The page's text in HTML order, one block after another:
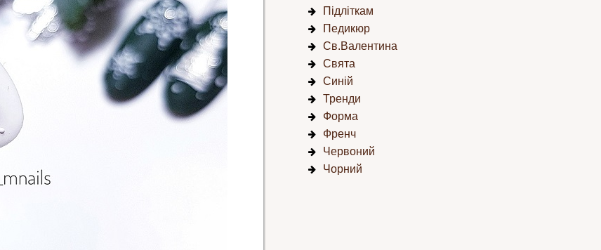
Підліткам
Педикюр
Св.Валентина
Свята
Синій
Тренди
Форма
Френч
Червоний
Чорний